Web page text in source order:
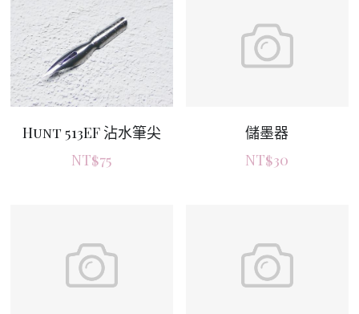
Hunt 513EF 沾水筆尖
NT$75
儲墨器
NT$30